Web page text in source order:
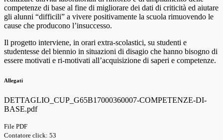
competenze di base al fine di migliorare dei dati di criticità ed aiutare
gli alunni “difficili” a vivere positivamente la scuola rimuovendo le
cause che producono l’insuccesso.
Il progetto interviene, in orari extra-scolastici, su studenti e
studentesse del biennio in situazioni di disagio che hanno bisogno di
essere motivati e ri-motivati all’acquisizione di saperi e competenze.
Allegati
DETTAGLIO_CUP_G65B17000360007-COMPETENZE-DI-
BASE.pdf
File PDF
Contatore click: 53